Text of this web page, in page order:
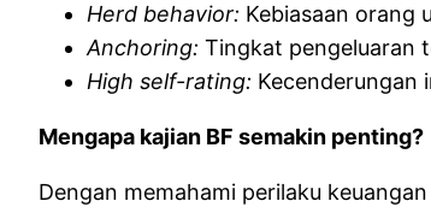
Herd behavior: Kebiasaan orang
Anchoring: Tingkat pengeluaran
High self-rating: Kecenderungan
Mengapa kajian BF semakin penting?
Dengan memahami perilaku